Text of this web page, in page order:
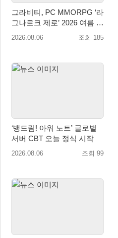
그라비티, PC MMORPG ‘라
그나로크 제로’ 2026 여름 프
로모션 진행!
2026.08.06 조회 185
‘뱅드림! 아워 노트’ 글로벌
서버 CBT 오늘 정식 시작
2026.08.06 조회 99